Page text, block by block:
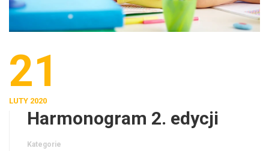
21
LUTY 2020
Harmonogram 2. edycji
Kategorie